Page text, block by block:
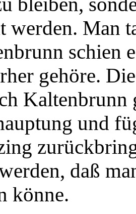
werden. Man
schien
gehöre.
und
daß
könne.